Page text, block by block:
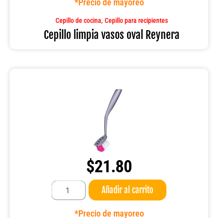
cantidad
*Precio de mayoreo
Cepillo de cocina, Cepillo para recipientes
Cepillo limpia vasos oval Reynera
$21.80
Cepillo
cocina
Añadir al carrito
*Precio de mayoreo